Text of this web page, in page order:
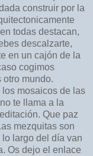
construir por la
todas destacan,
descalzarte,
en un cajón de la
cogimos
otro mundo.
mosaicos de las
te llama a la
Que paz
mezquitas son
largo del día van
Os dejo el enlace